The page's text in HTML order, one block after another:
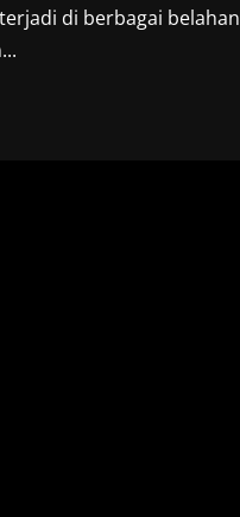
di berbagai belahan